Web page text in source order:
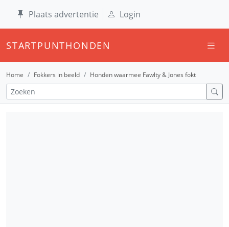
Plaats advertentie Login
STARTPUNTHONDEN
Home Fokkers in beeld Honden waarmee Fawlty & Jones fokt